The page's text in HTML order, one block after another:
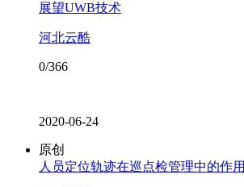
展望UWB技术
河北云酷
0/366
2020-06-24
原创
人员定位轨迹在巡点检管理中的作用